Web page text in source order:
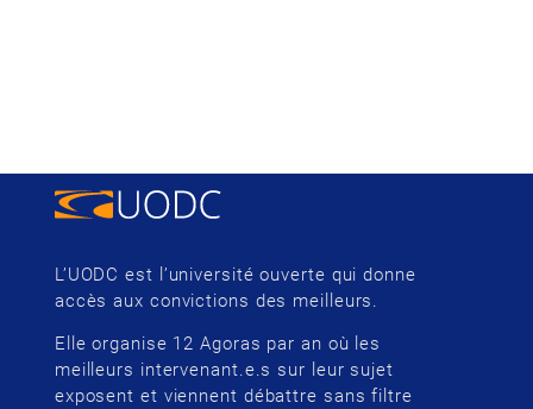
L’UODC est l’université ouverte qui donne
accès aux convictions des meilleurs.
Elle organise 12 Agoras par an où les
meilleurs intervenant.e.s sur leur sujet
exposent et viennent débattre sans filtre